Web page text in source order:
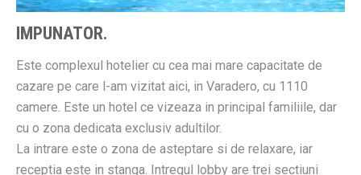
IMPUNATOR.
Este complexul hotelier cu cea mai mare capacitate de
cazare pe care l-am vizitat aici, in Varadero, cu 1110
camere. Este un hotel ce vizeaza in principal familiile, dar
cu o zona dedicata exclusiv adultilor.
La intrare este o zona de asteptare si de relaxare, iar
receptia este in stanga. Intregul lobby are trei sectiuni